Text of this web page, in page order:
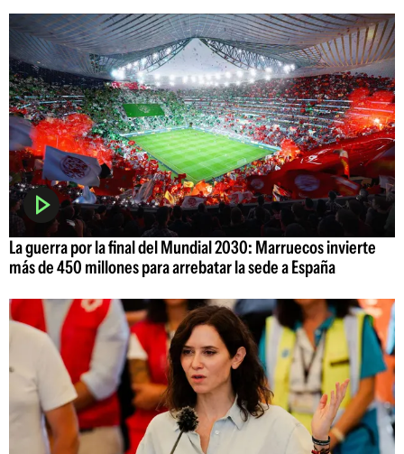
La guerra por la final del Mundial 2030: Marruecos invierte
más de 450 millones para arrebatar la sede a España